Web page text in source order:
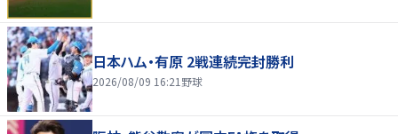
日本ハム・有原 2戦連続完封勝利
2026/08/09 16:21 野球